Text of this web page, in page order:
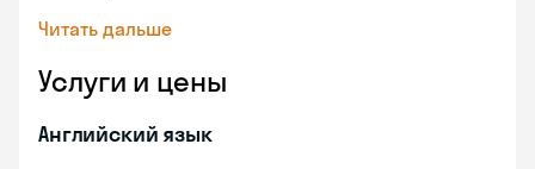
Читать дальше
Услуги и цены
Английский язык